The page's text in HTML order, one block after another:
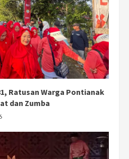
Ratusan Warga Pontianak
dan Zumba